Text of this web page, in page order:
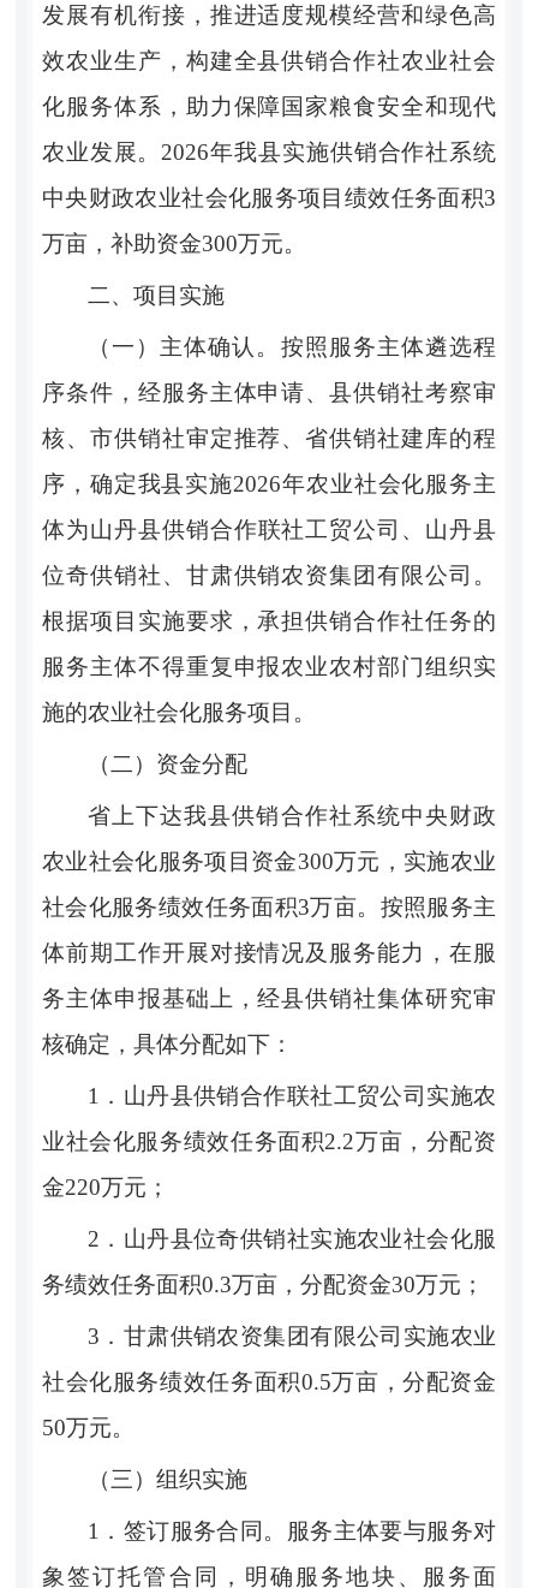
发展有机衔接，推进适度规模经营和绿色高
效农业生产，构建全县供销合作社农业社会
化服务体系，助力保障国家粮食安全和现代
农业发展。 2026年我县实施供销合作社系统
中央财政农业社会化服务项目绩效任务面积3
万亩，补助资金300万元。
二、项目实施
（一）主体确认。 按照服务主体遴选程
序条件，经服务主体申请、县供销社考察审
核、市供销社审定推荐、省供销社建库的程
序，确定我县实施2026年农业社会化服务主
体为山丹县供销合作联社工贸公司 、 山丹县
位奇供销社、甘肃供销农资集团有限公司。
根据项目实施要求，承担供销合作社任务的
服务主体不得重复申报农业农村部门组织实
施的农业社会化服务项目。
（二）资金分配
省上下达我县供销合作社系统中央财政
农业社会化服务项目资金300万元，实施农业
社会化服务绩效任务面积3万亩。按照服务主
体前期工作开展对接情况及服务能力，在服
务主体申报基础上，经县供销社集体研究审
核确定，具体分配如下：
1． 山丹县供销合作联社工贸公司实施农
业社会化服务绩效任务面积2.2万亩，分配资
金220万元；
2． 山丹县位奇供销社实施农业社会化服
务绩效任务面积0.3万亩，分配资金30万元；
3． 甘肃供销农资集团有限公司实施农业
社会化服务绩效任务面积0.5万亩，分配资金
50万元。
（三 ）组织实施
1． 签订服务合同。
服务主体要与服务对
象签订托管合同，明确服务地块、服务面